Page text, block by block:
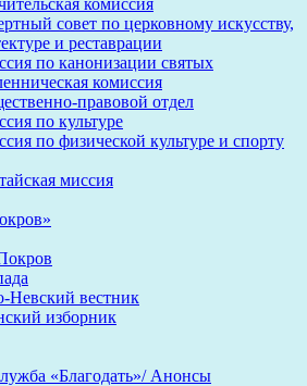
комиссия
совет по церковному искусству,
и реставрации
по канонизации святых
комиссия
правовой отдел
по культуре
по физической культуре и спорту
миссия
Невский вестник
изборник
«Благодать»/ Анонсы